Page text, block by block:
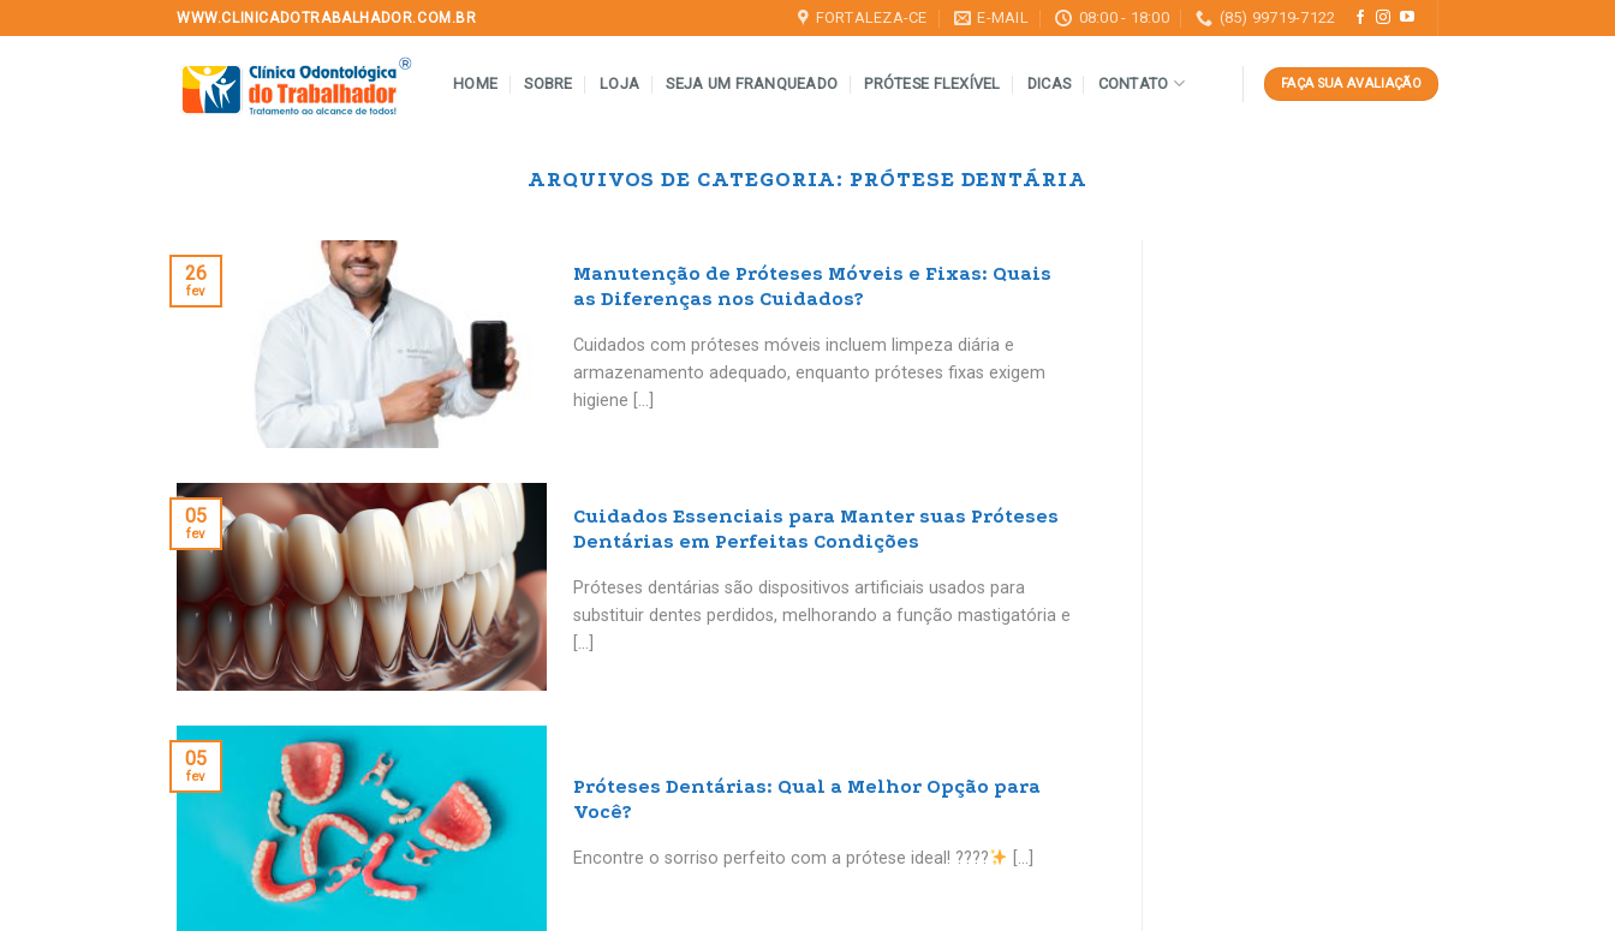
to
WWW.CLINICADOTRABALHADOR.COM.BR FORTALEZA-CE E-MAIL 08:00 - 18:00 (85) 99719-7122
HOME SOBRE LOJA SEJA UM FRANQUEADO PRÓTESE FLEXÍVEL DICAS CONTATO FAÇA SUA AVALIAÇÃO
ARQUIVOS DE CATEGORIA: PRÓTESE DENTÁRIA
Manutenção de Próteses Móveis e Fixas: Quais
as Diferenças nos Cuidados?
Cuidados com próteses móveis incluem limpeza diária e
armazenamento adequado, enquanto próteses fixas exigem
higiene [...]
26
fev
Cuidados Essenciais para Manter suas Próteses
Dentárias em Perfeitas Condições
Próteses dentárias são dispositivos artificiais usados para
substituir dentes perdidos, melhorando a função mastigatória e
[...]
05
fev
Próteses Dentárias: Qual a Melhor Opção para
Você?
Encontre o sorriso perfeito com a prótese ideal! ???? [...]
05
fev